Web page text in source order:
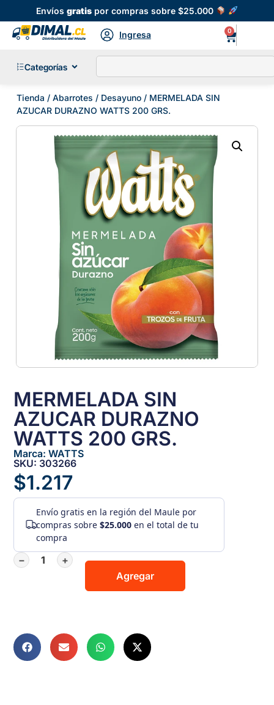
Envíosgratis por compras sobre $25.000
Ingresa 0
Categorías
Tienda / Abarrotes / Desayuno/ MERMELADA SIN
AZUCAR DURAZNO WATTS 200 GRS.
MERMELADA SIN
AZUCAR DURAZNO
WATTS 200 GRS.
Marca:WATTS
SKU: 303266
$1.217
Envío gratis en la región del Maule por
compras sobre$25.000 en el total de tu
compra
−
+
Agregar